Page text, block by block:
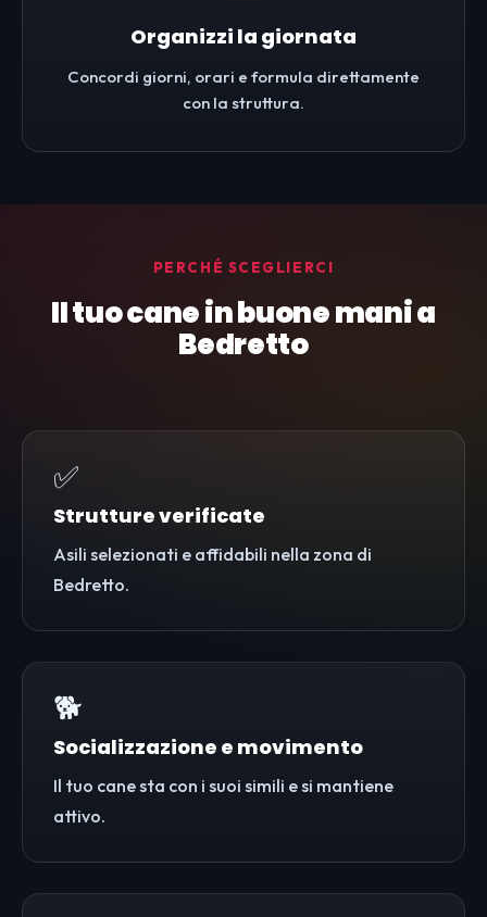
Organizzi la giornata
Concordi giorni, orari e formula direttamente
con la struttura.
PERCHÉ SCEGLIERCI
Il tuo cane in buone mani a
Bedretto
✅
Strutture verificate
Asili selezionati e affidabili nella zona di
Bedretto.
🐕
Socializzazione e movimento
Il tuo cane sta con i suoi simili e si mantiene
attivo.